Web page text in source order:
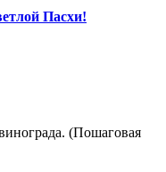
Пасхи!
(Пошаговая